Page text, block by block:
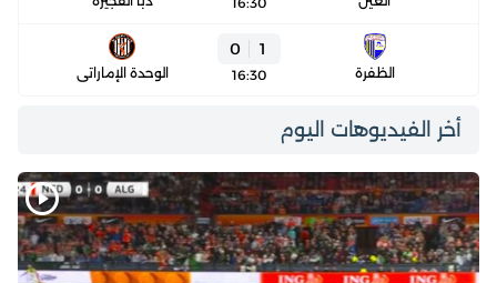
الظفرة
1
0
16:30 الوحدة الإماراتي
أخر الفيديوهات اليوم